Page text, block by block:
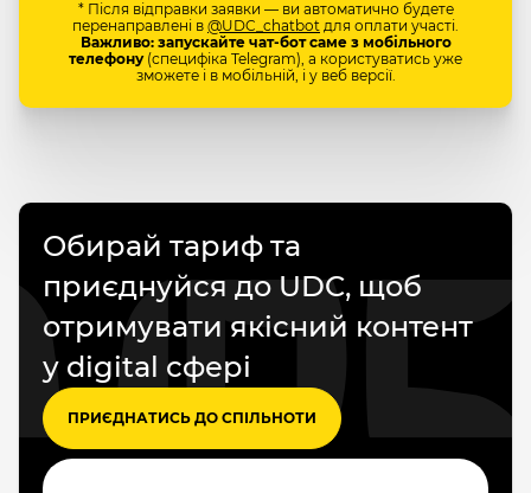
* Після відправки заявки — ви автоматично будете
перенаправлені в @UDC_chatbot для оплати участі.
Важливо: запускайте чат-бот саме з мобільного
телефону(специфіка Telegram), а користуватись уже
зможете і в мобільній, і у веб версії.
Обирай тариф та
приєднуйся до UDC, щоб
отримувати якісний контент
у digital сфері
ПРИЄДНАТИСЬ ДО СПІЛЬНОТИ